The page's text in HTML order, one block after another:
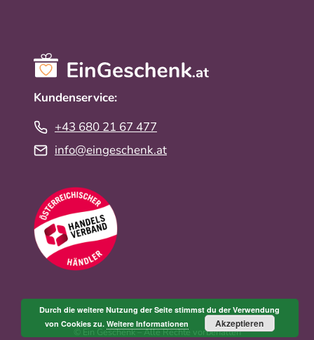
Kundenservice:
+43 680 21 67 477
info@eingeschenk.at
© Ein Geschenk – Alle Rechte vorbehalten
Durch die weitere Nutzung der Seite stimmst du der Verwendung
von Cookies zu. Weitere Informationen Akzeptieren